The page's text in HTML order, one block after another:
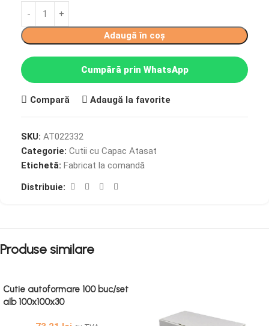
Adaugă în coș
Cumpără prin WhatsApp
Compară Adaugă la favorite
SKU: AT022332
Categorie: Cutii cu Capac Atasat
Etichetă: Fabricat la comandă
Distribuie:
Produse similare
Cutie autoformare 100 buc/set
alb 100x100x30